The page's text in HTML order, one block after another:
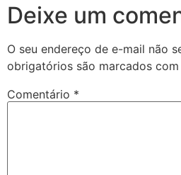
Deixe um
O seu endereço de e-mail não
obrigatórios são marcados com
Comentário *